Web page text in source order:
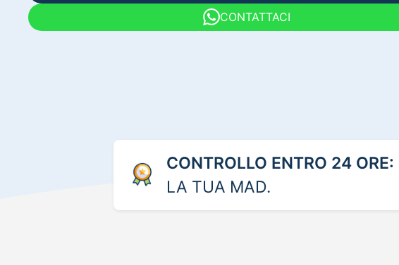
CONTATTACI
CONTROLLO ENTRO 24 ORE:
LA TUA MAD.